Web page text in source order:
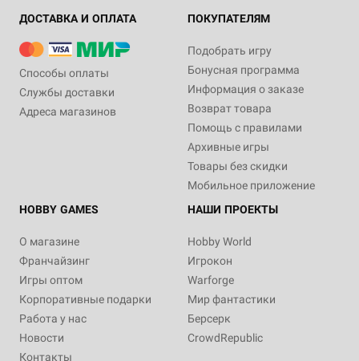
ДОСТАВКА И ОПЛАТА
Способы оплаты
Службы доставки
Адреса магазинов
ПОКУПАТЕЛЯМ
Подобрать игру
Бонусная программа
Информация о заказе
Возврат товара
Помощь с правилами
Архивные игры
Товары без скидки
Мобильное приложение
HOBBY GAMES
О магазине
Франчайзинг
Игры оптом
Корпоративные подарки
Работа у нас
Новости
Контакты
НАШИ ПРОЕКТЫ
Hobby World
Игрокон
Warforge
Мир фантастики
Берсерк
CrowdRepublic